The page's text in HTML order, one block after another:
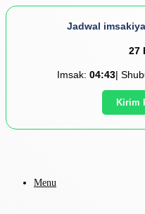
Jadwal
27
Imsak: 04:43|
Kirim
Menu